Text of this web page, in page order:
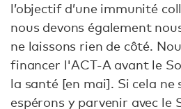
l’objectif d’une immunité
nous devons également
ne laissons rien de côté.
financer l'ACT-A avant le
la santé [en mai]. Si cela
espérons y parvenir avec le